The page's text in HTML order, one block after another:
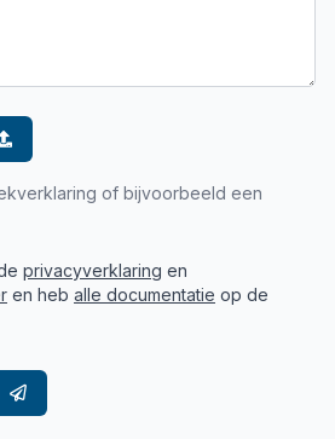
of bijvoorbeeld een
privacyverklaring en
en heb alle documentatie op de